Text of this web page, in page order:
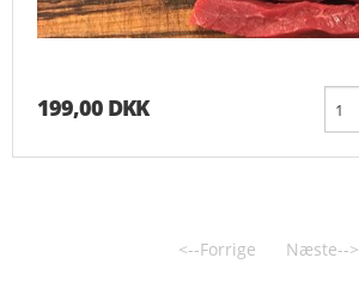
199,00 DKK
<--Forrige Næste-->